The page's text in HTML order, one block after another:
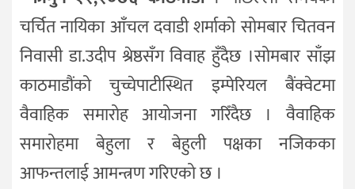
अन्तर्वाता
चर्चित नायिका आँचल दवाडी शर्माको सोमबार चितवन
निवासी डा.उदीप श्रेष्ठसँग विवाह हुँदैछ ।सोमबार साँझ
काठमाडौंको चुच्चेपाटीस्थित इम्पेरियल बैंक्वेटमा
वैवाहिक समारोह आयोजना गरिँदैछ । वैवाहिक
समारोहमा बेहुला र बेहुली पक्षका नजिकका
आफन्तलाई आमन्त्रण गरिएको छ ।